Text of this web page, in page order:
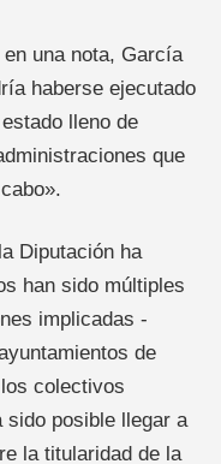
una nota, García
haberse ejecutado
lleno de
que
Diputación ha
han sido múltiples
implicadas -
de
colectivos
sido posible llegar a
la titularidad de la